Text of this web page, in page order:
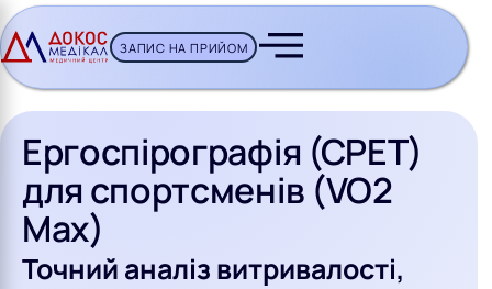
ЗАПИС НА ПРИЙОМ
Ергоспірографія (СPET)
для спортсменів (VO2
Max)
Точний аналіз витривалості,
BUTTON